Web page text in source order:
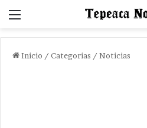
Menu
Inicio / Categorias / Noticias